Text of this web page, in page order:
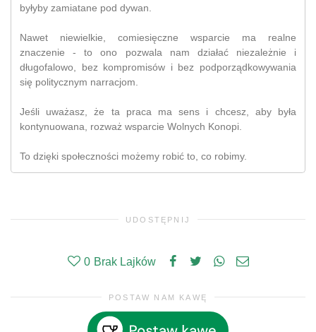
byłyby zamiatane pod dywan.
Nawet niewielkie, comiesięczne wsparcie ma realne
znaczenie - to ono pozwala nam działać niezależnie i
długofalowo, bez kompromisów i bez podporządkowywania
się politycznym narracjom.
Jeśli uważasz, że ta praca ma sens i chcesz, aby była
kontynuowana, rozważ wsparcie Wolnych Konopi.
To dzięki społeczności możemy robić to, co robimy.
UDOSTĘPNIJ
0 Brak Lajków
POSTAW NAM KAWĘ